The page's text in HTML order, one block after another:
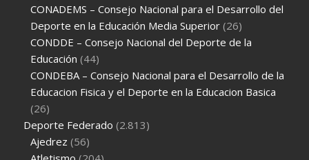
CONADEMS – Consejo Nacional para el Desarrollo del
Deporte en la Educación Media Superior (26)
CONDDE – Consejo Nacional del Deporte de la
Educación (44)
CONDEBA – Consejo Nacional para el Desarrollo de la
Educacion Fisica y el Deporte en la Educacion Basica
(26)
Deporte Federado (2.813)
Ajedrez (56)